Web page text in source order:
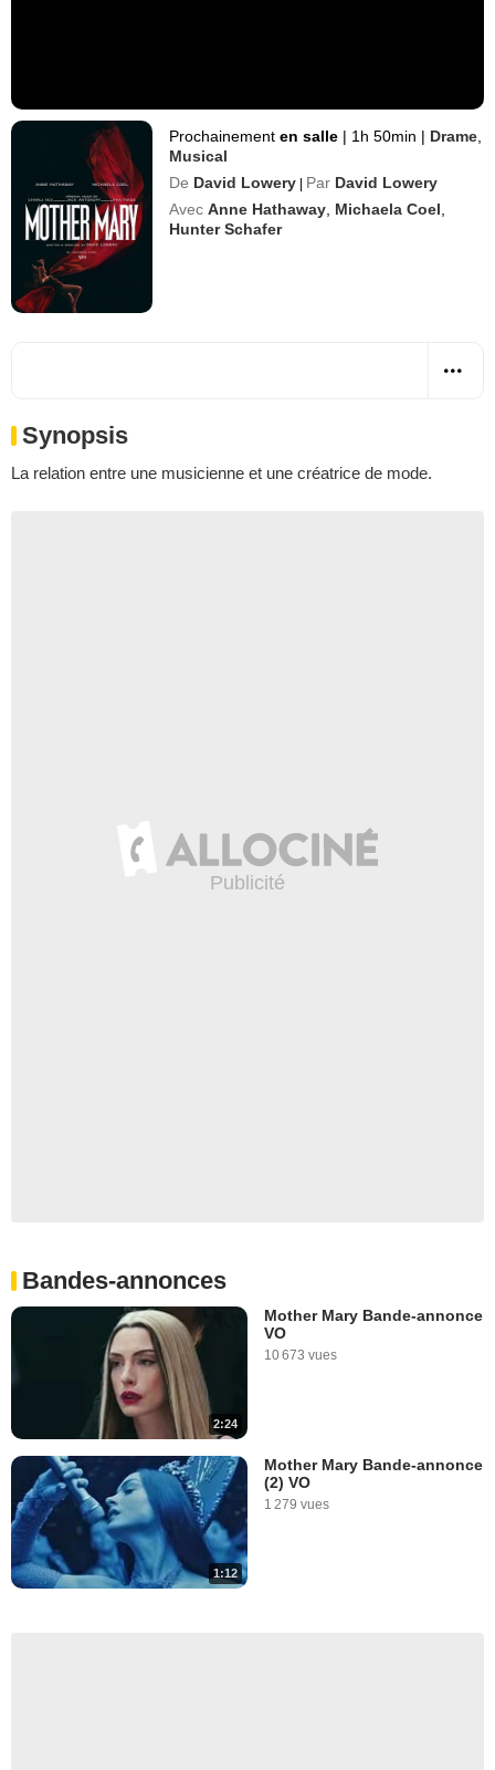
Prochainementen salle | 1h 50min | Drame
Musical
De David Lowery | Par David Lowery
Avec Anne Hathaway Michaela Coel
Hunter Schafer
Synopsis
La relation entre une musicienne et une créatrice de mode.
Bandes-annonces
2:24
Mother Mary Bande-annonce
VO
10 673 vues
1:12
Mother Mary Bande-annonce
(2) VO
1 279 vues